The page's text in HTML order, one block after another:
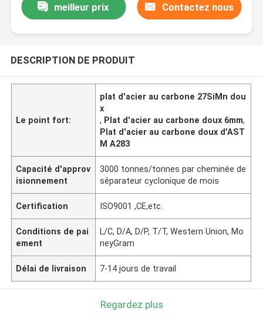
meilleur prix Contactez nous
DESCRIPTION DE PRODUIT
Le point fort:
plat d'acier au carbone 27SiMn dou
x
, Plat d'acier au carbone doux 6mm,
Plat d'acier au carbone doux d'AST
M A283
Capacité d'approv
isionnement
3000 tonnes/tonnes par cheminée de
séparateur cyclonique de mois
Certification ISO9001 ,CE,etc.
Conditions de pai
ement
L/C, D/A, D/P, T/T, Western Union, Mo
neyGram
Délai de livraison 7-14 jours de travail
Regardez plus